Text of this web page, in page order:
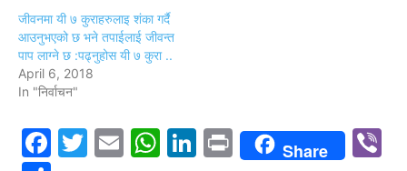
जीवनमा यी ७ कुराहरुलाइ शंका गर्दै
आउनुभएको छ भने तपाईलाई जीवन्त
पाप लाग्ने छ :पढ्नुहोस यी ७ कुरा ..
April 6, 2018
In "निर्वाचन"
Facebook
Twitter
EmailWhatsApp
LinkedIn
PrintShare